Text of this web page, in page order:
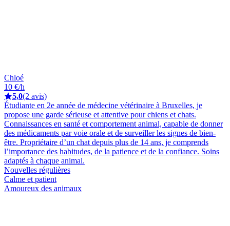
Chloé
10 €/h
5,0(2 avis)
Étudiante en 2e année de médecine vétérinaire à Bruxelles, je
propose une garde sérieuse et attentive pour chiens et chats.
Connaissances en santé et comportement animal, capable de donner
des médicaments par voie orale et de surveiller les signes de bien-
être. Propriétaire d’un chat depuis plus de 14 ans, je comprends
l’importance des habitudes, de la patience et de la confiance. Soins
adaptés à chaque animal.
Nouvelles régulières
Calme et patient
Amoureux des animaux